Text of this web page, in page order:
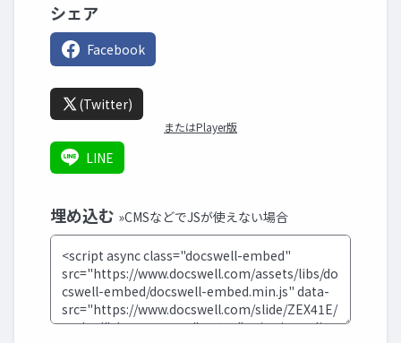
シェア
Facebook
(Twitter)
またはPlayer版
LINE
埋め込む »CMSなどでJSが使えない場合